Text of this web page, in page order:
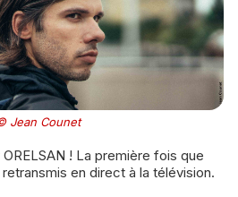
Jean Counet
en direct à la télévision.